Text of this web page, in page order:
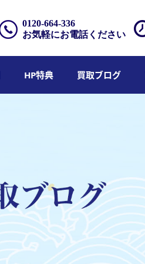
0120-664-336
お気軽にお電話ください
HP特典 買取ブログ